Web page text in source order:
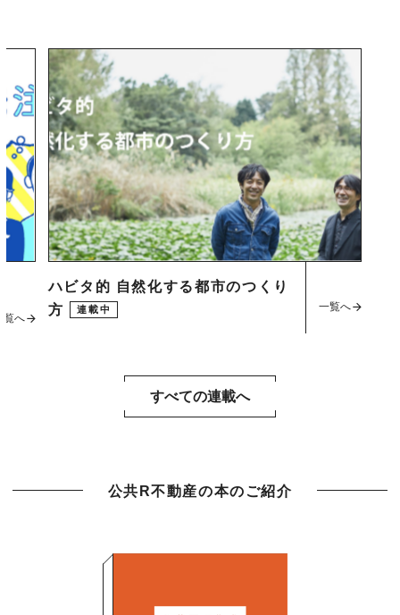
ハビタ的 自然化する都市のつくり
方
連載中
一覧へ
覧へ
すべての連載へ
公共R不動産の本のご紹介